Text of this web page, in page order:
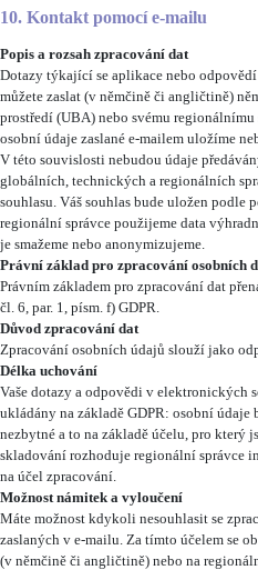
10. Kontakt pomocí e-mailu
Popis a rozsah zpracování dat
Dotazy týkající se aplikace nebo
můžete zaslat (v němčině či angličtině)
prostředí (UBA) nebo svému
osobní údaje zaslané e-mailem uložíme
V této souvislosti nebudou údaje
globálních, technických a regionálních
souhlasu. Váš souhlas bude uložen podle
regionální správce použijeme data
je smažeme nebo anonymizujeme.
Právní základ pro zpracování osobních
Právním základem pro zpracování dat
čl. 6, par. 1, písm. f) GDPR.
Důvod zpracování dat
Zpracování osobních údajů slouží jako
Délka uchování
Vaše dotazy a odpovědi v elektronických
ukládány na základě GDPR: osobní
nezbytné a to na základě účelu, pro který
skladování rozhoduje regionální správce
na účel zpracování.
Možnost námitek a vyloučení
Máte možnost kdykoli nesouhlasit se
zaslaných v e-mailu. Za tímto účelem se
(v němčině či angličtině) nebo na